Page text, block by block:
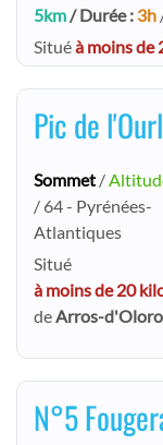
5km/ Durée : 3h
Situéà moins de
Pic de
Sommet /
/ 64 - Pyrénées-
Atlantiques
Situé
à moins de 20
deArros-
N°5